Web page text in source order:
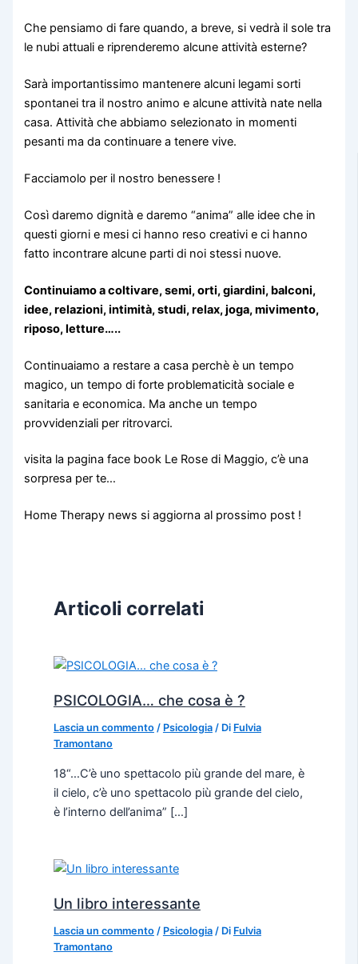
Che pensiamo di fare quando, a breve, si vedrà il sole tra
le nubi attuali e riprenderemo alcune attività esterne?
Sarà importantissimo mantenere alcuni legami sorti
spontanei tra il nostro animo e alcune attività nate nella
casa. Attività che abbiamo selezionato in momenti
pesanti ma da continuare a tenere vive.
Facciamolo per il nostro benessere !
Così daremo dignità e daremo “anima” alle idee che in
questi giorni e mesi ci hanno reso creativi e ci hanno
fatto incontrare alcune parti di noi stessi nuove.
Continuiamo a coltivare, semi, orti, giardini, balconi,
idee, relazioni, intimità, studi, relax, joga, mivimento,
riposo, letture…..
Continuaiamo a restare a casa perchè è un tempo
magico, un tempo di forte problematicità sociale e
sanitaria e economica. Ma anche un tempo
provvidenziali per ritrovarci.
visita la pagina face book Le Rose di Maggio, c’è una
sorpresa per te…
Home Therapy news si aggiorna al prossimo post !
Articoli correlati
PSICOLOGIA… che cosa è ?
Lascia un commento / Psicologia/ Di Fulvia
Tramontano
18“…C’è uno spettacolo più grande del mare, è
il cielo, c’è uno spettacolo più grande del cielo,
è l’interno dell’anima” […]
Un libro interessante
Lascia un commento / Psicologia/ Di Fulvia
Tramontano